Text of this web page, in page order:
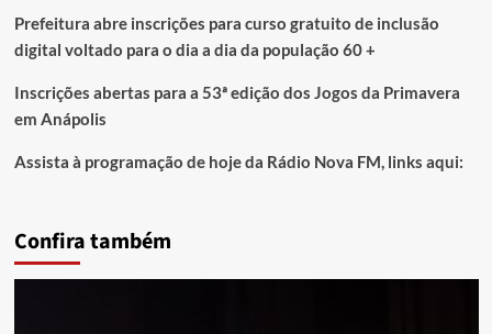
Prefeitura abre inscrições para curso gratuito de inclusão
digital voltado para o dia a dia da população 60 +
Inscrições abertas para a 53ª edição dos Jogos da Primavera
em Anápolis
Assista à programação de hoje da Rádio Nova FM, links aqui:
Confira também